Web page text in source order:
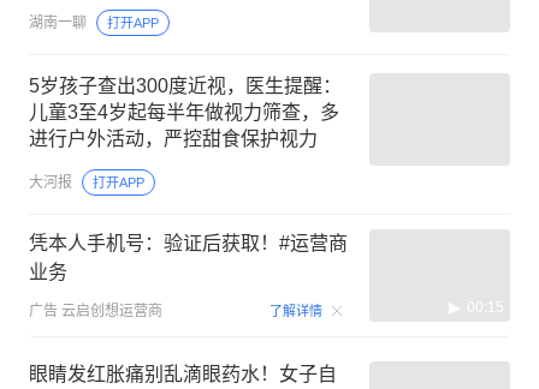
湖南一聊 打开APP
5岁孩子查出300度近视，医生提醒：
儿童3至4岁起每半年做视力筛查，多
进行户外活动，严控甜食保护视力
大河报 打开APP
凭本人手机号：验证后获取！#运营商
业务
广告 云启创想运营商 了解详情 00:15
眼睛发红胀痛别乱滴眼药水！女子自